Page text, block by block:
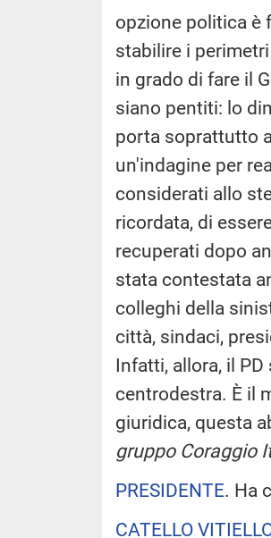
opzione politica è
stabilire i
in grado di fare il
siano pentiti: lo
porta soprattutto
un'indagine per
considerati allo
ricordata, di
recuperati dopo
stata contestata
colleghi della
città, sindaci,
Infatti, allora, il
centrodestra. È il
giuridica, questa
gruppo Coraggio
PRESIDENTE. Ha
CATELLO